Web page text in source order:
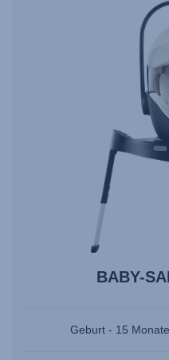
BABY-
Geburt - 15